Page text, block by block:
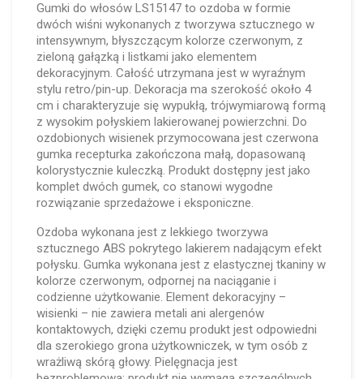
Gumki do włosów LS15147 to ozdoba w formie
dwóch wiśni wykonanych z tworzywa sztucznego w
intensywnym, błyszczącym kolorze czerwonym, z
zieloną gałązką i listkami jako elementem
dekoracyjnym. Całość utrzymana jest w wyraźnym
stylu retro/pin-up. Dekoracja ma szerokość około 4
cm i charakteryzuje się wypukłą, trójwymiarową formą
z wysokim połyskiem lakierowanej powierzchni. Do
ozdobionych wisienek przymocowana jest czerwona
gumka recepturka zakończona małą, dopasowaną
kolorystycznie kuleczką. Produkt dostępny jest jako
komplet dwóch gumek, co stanowi wygodne
rozwiązanie sprzedażowe i eksponiczne.
Ozdoba wykonana jest z lekkiego tworzywa
sztucznego ABS pokrytego lakierem nadającym efekt
połysku. Gumka wykonana jest z elastycznej tkaniny w
kolorze czerwonym, odpornej na naciąganie i
codzienne użytkowanie. Element dekoracyjny –
wisienki – nie zawiera metali ani alergenów
kontaktowych, dzięki czemu produkt jest odpowiedni
dla szerokiego grona użytkowniczek, w tym osób z
wrażliwą skórą głowy. Pielęgnacja jest